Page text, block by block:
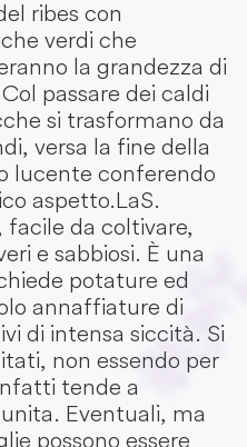
ribes con
verdi che
la grandezza di
passare dei caldi
si trasformano da
versa la fine della
lucente conferendo
aspetto. La S.
facile da coltivare,
e sabbiosi. È una
potature ed
annaffiature di
di intensa siccità. Si
non essendo per
tende a
Eventuali, ma
possono essere